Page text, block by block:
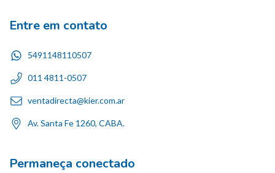
Entre em contato
5491148110507
011 4811-0507
ventadirecta@kier.com.ar
Av. Santa Fe 1260, CABA.
Permaneça conectado